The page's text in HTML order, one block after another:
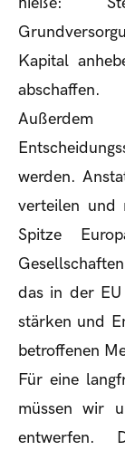
Kapital
abschaffen.
werden.
verteilen und
Spitze
das in der
stärken und
betroffenen
Für eine
müssen wir
entwerfen.